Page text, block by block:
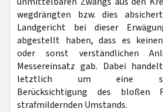
wegdrängten bzw. dies
Landgericht bei dieser
abgestellt haben, dass es
oder sonst verständlichen
Messereinsatz gab. Dabei
letztlich um eine
Berücksichtigung des bloßen
strafmildernden Umstands.